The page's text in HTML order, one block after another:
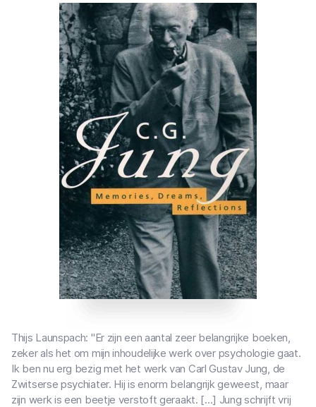
Thijs Launspach: "Er zijn een aantal zeer belangrijke boeken,
zeker als het om mijn inhoudelijke werk over psychologie gaat.
Ik ben nu erg bezig met het werk van Carl Gustav Jung, de
Zwitserse psychiater. Hij is enorm belangrijk geweest, maar
zijn werk is een beetje verstoft geraakt. [...] Jung schrijft vrij